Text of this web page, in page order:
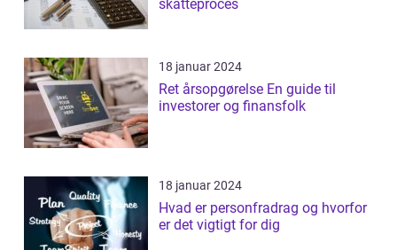
skatteproces
18 januar 2024
Ret årsopgørelse En guide til
investorer og finansfolk
18 januar 2024
Hvad er personfradrag og hvorfor
er det vigtigt for dig